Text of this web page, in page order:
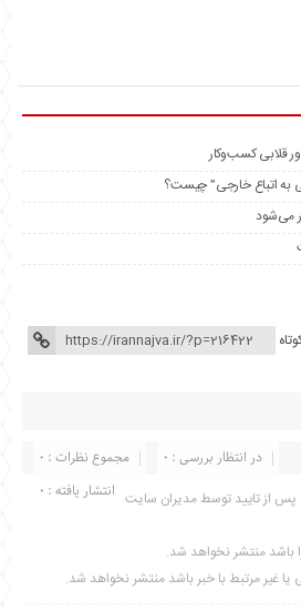
قلابی کسب‌وکار
به اتباع خارجی” چیست؟
می‌شود
مجموع نظرات : 0
در انتظار بررسی : 0
انتشار یافته : 0 از تایید توسط مدیران سایت
باشد منتشر نخواهد شد.
یا غیر مرتبط با خبر باشد منتشر نخواهد شد.